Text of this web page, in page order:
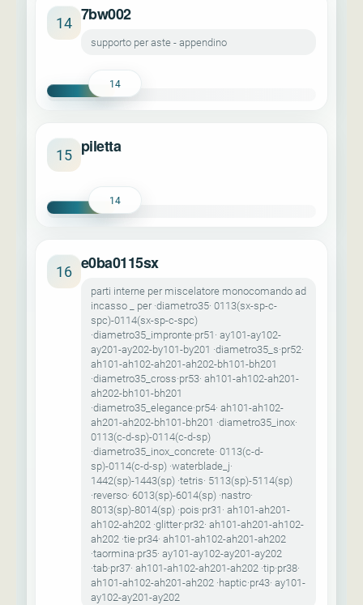
14 7bw002
supporto per aste - appendino
14
15 piletta
14
16 e0ba0115sx
parti interne per miscelatore monocomando ad
incasso _ per ·diametro35· 0113(sx-sp-c-
spc)-0114(sx-sp-c-spc)
·diametro35_impronte·pr51· ay101-ay102-
ay201-ay202-by101-by201 ·diametro35_s·pr52·
ah101-ah102-ah201-ah202-bh101-bh201
·diametro35_cross·pr53· ah101-ah102-ah201-
ah202-bh101-bh201
·diametro35_elegance·pr54· ah101-ah102-
ah201-ah202-bh101-bh201 ·diametro35_inox·
0113(c-d-sp)-0114(c-d-sp)
·diametro35_inox_concrete· 0113(c-d-
sp)-0114(c-d-sp) ·waterblade_j·
1442(sp)-1443(sp) ·tetris· 5113(sp)-5114(sp)
·reverso· 6013(sp)-6014(sp) ·nastro·
8013(sp)-8014(sp) ·pois·pr31· ah101-ah201-
ah102-ah202 ·glitter·pr32· ah101-ah201-ah102-
ah202 ·tie·pr34· ah101-ah102-ah201-ah202
·taormina·pr35· ay101-ay102-ay201-ay202
·tab·pr37· ah101-ah102-ah201-ah202 ·tip·pr38·
ah101-ah102-ah201-ah202 ·haptic·pr43· ay101-
ay102-ay201-ay202